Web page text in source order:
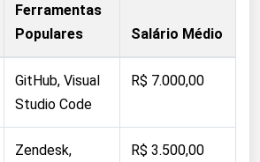
Ferramentas
Populares
Salário Médio
GitHub, Visual
Studio Code
R$ 7.000,00
Zendesk,
R$ 3.500,00